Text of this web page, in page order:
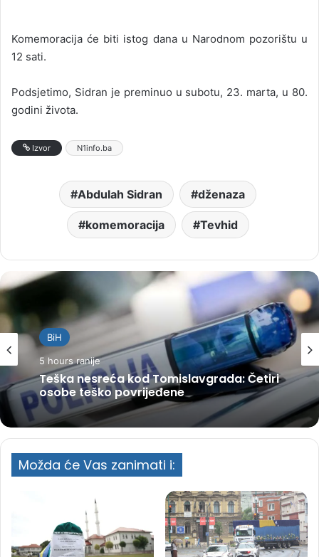
Komemoracija će biti istog dana u Narodnom pozorištu u
12 sati.
Podsjetimo, Sidran je preminuo u subotu, 23. marta, u 80.
godini života.
Izvor N1info.ba
Abdulah Sidran dženaza
komemoracija Tevhid
BiH
5 hours ranije
Teška nesreća kod Tomislavgrada: Četiri
osobe teško povrijeđene
Možda će Vas zanimati i: